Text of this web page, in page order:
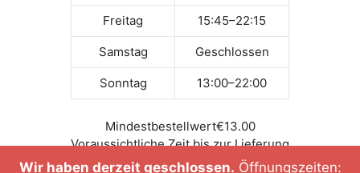
Freitag 15:45–22:15
Samstag Geschlossen
Sonntag 13:00–22:00
Mindestbestellwert€13.00
Voraussichtliche Zeit bis zur Lieferung
Tel.-Nr. +498967904435
Wir haben derzeit geschlossen. Öffnungszeiten: